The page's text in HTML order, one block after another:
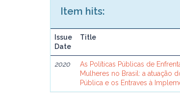
Item hits:
Issue
Date
Title
2020
As Políticas Públicas de
Mulheres no Brasil: a atuação
Pública e os Entraves à